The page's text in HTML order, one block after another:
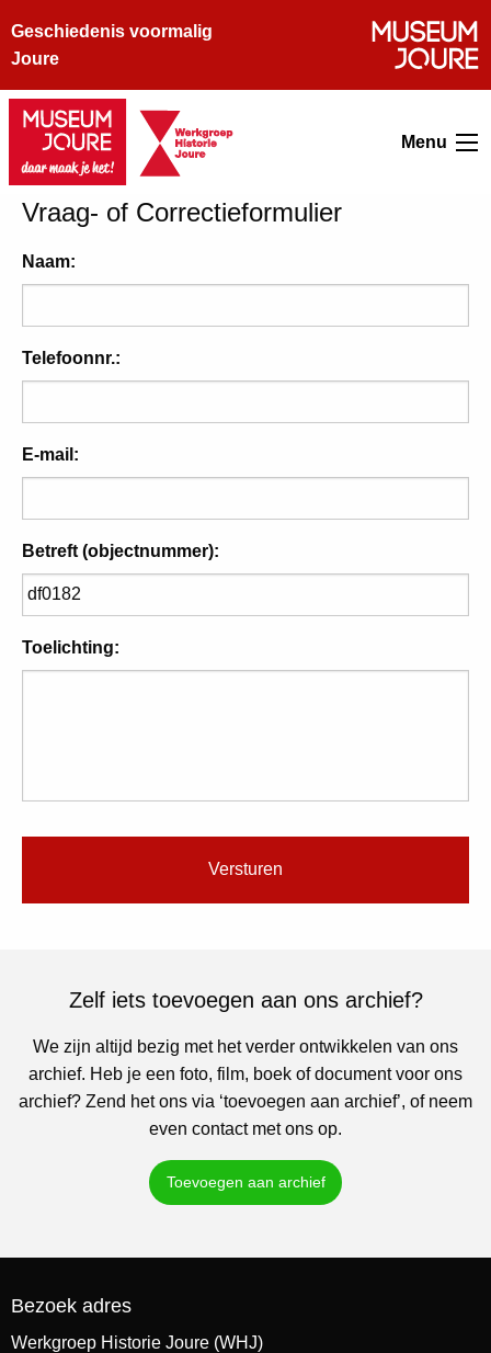
Geschiedenis voormalig
Joure
Menu
Vraag- of Correctieformulier
Naam:
Telefoonnr.:
E-mail:
Betreft (objectnummer):
Toelichting:
Zelf iets toevoegen aan ons archief?
We zijn altijd bezig met het verder ontwikkelen van ons
archief. Heb je een foto, film, boek of document voor ons
archief? Zend het ons via ‘toevoegen aan archief’, of neem
even contact met ons op.
Toevoegen aan archief
Bezoek adres
Werkgroep Historie Joure (WHJ)